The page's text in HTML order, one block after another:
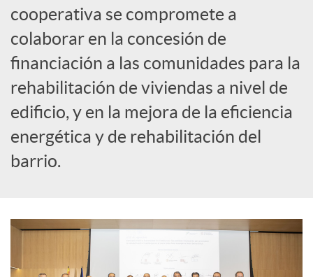
a
l
e
s
cooperativa se compromete a
colaborar en la concesión de
financiación a las comunidades para la
rehabilitación de viviendas a nivel de
edificio, y en la mejora de la eficiencia
energética y de rehabilitación del
barrio.